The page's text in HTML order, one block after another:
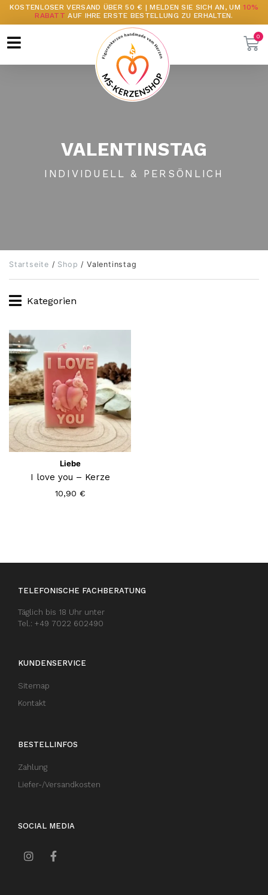
KOSTENLOSER VERSAND ÜBER 50 € | MELDEN SIE SICH AN, UM10%
RABATT AUF IHRE ERSTE BESTELLUNG ZU ERHALTEN.
VALENTINSTAG
INDIVIDUELL & PERSÖNLICH
Startseite / Shop / Valentinstag
Kategorien
Liebe
I love you – Kerze
10,90 €
TELEFONISCHE FACHBERATUNG
Täglich bis 18 Uhr unter
Tel.: +49 7022 602490
KUNDENSERVICE
Sitemap
Kontakt
BESTELLINFOS
Zahlung
Liefer-/Versandkosten
SOCIAL MEDIA